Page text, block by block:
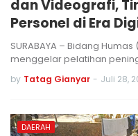
dan Videografi,
Personel di Era
SURABAYA – Bidang
menggelar pelatihan
by Tatag Gianyar - Juli 28,
DAERAH